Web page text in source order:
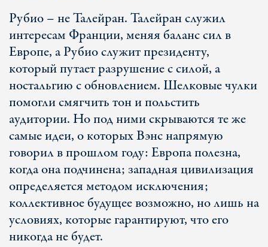
Рубио – не Талейран. Талейран служил
интересам Франции, меняя баланс сил в
Европе, а Рубио служит президенту,
который путает разрушение с силой, а
ностальгию с обновлением. Шелковые чулки
помогли смягчить тон и польстить
аудитории. Но под ними скрываются те же
самые идеи, о которых Вэнс напрямую
говорил в прошлом году: Европа полезна,
когда она подчинена; западная цивилизация
определяется методом исключения;
коллективное будущее возможно, но лишь на
условиях, которые гарантируют, что его
никогда не будет.